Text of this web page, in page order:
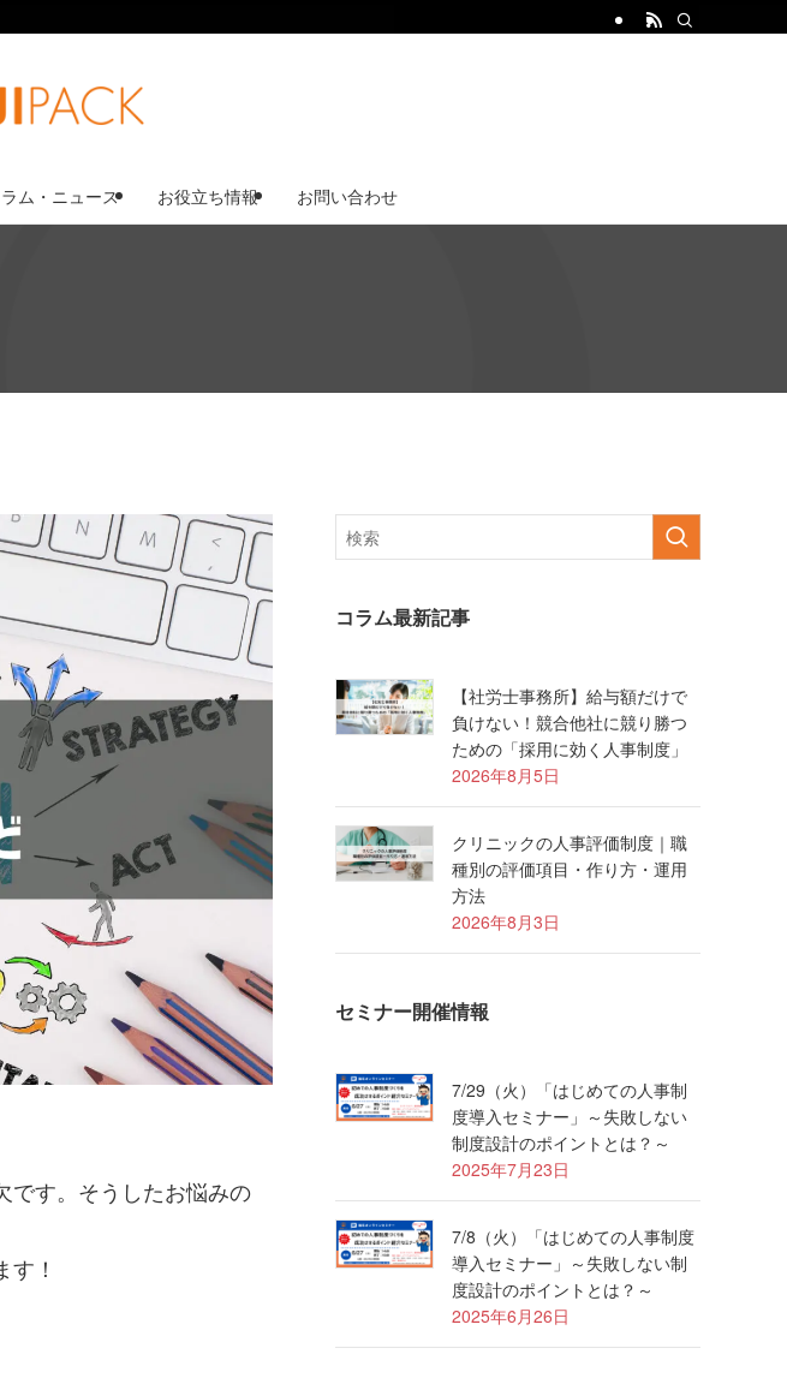
ム・ニュース お役立ち情報 お問い合わせ
です。そうしたお悩みの
！
コラム最新記事
【社労士事務所】給与額だけで
負けない！競合他社に競り勝つ
ための「採用に効く人事制度」
2026年8月5日
クリニックの人事評価制度｜職
種別の評価項目・作り方・運用
方法
2026年8月3日
セミナー開催情報
7/29（火）「はじめての人事制
度導入セミナー」～失敗しない
制度設計のポイントとは？～
2025年7月23日
7/8（火）「はじめての人事制度
導入セミナー」～失敗しない制
度設計のポイントとは？～
2025年6月26日